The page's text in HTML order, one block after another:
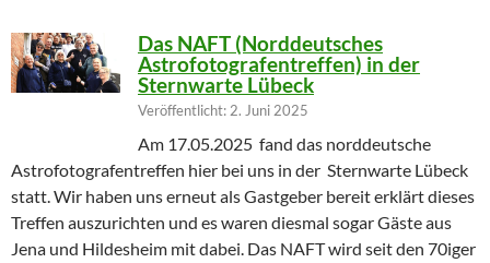
Das NAFT (Norddeutsches
Astrofotografentreffen) in der
Sternwarte Lübeck
Veröffentlicht: 2. Juni 2025
Am 17.05.2025 fand das norddeutsche
Astrofotografentreffen hier bei uns in der Sternwarte Lübeck
statt. Wir haben uns erneut als Gastgeber bereit erklärt dieses
Treffen auszurichten und es waren diesmal sogar Gäste aus
Jena und Hildesheim mit dabei. Das NAFT wird seit den 70iger